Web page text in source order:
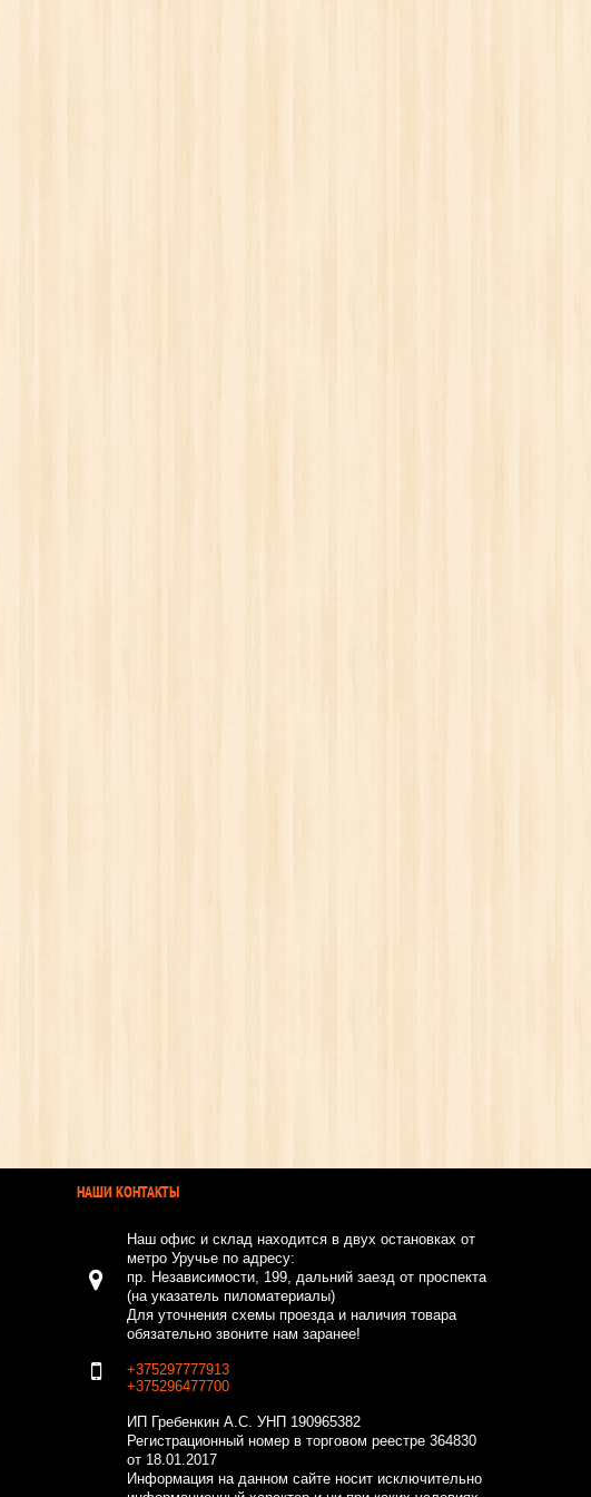
НАШИ КОНТАКТЫ
Наш офис и склад находится в двух остановках от
метро Уручье по адресу:
пр. Независимости, 199, дальний заезд от проспекта
(на указатель пиломатериалы)
Для уточнения схемы проезда и наличия товара
обязательно звоните нам заранее!
+375297777913
+375296477700
ИП Гребенкин А.С. УНП 190965382
Регистрационный номер в торговом реестре 364830
от 18.01.2017
Информация на данном сайте носит исключительно